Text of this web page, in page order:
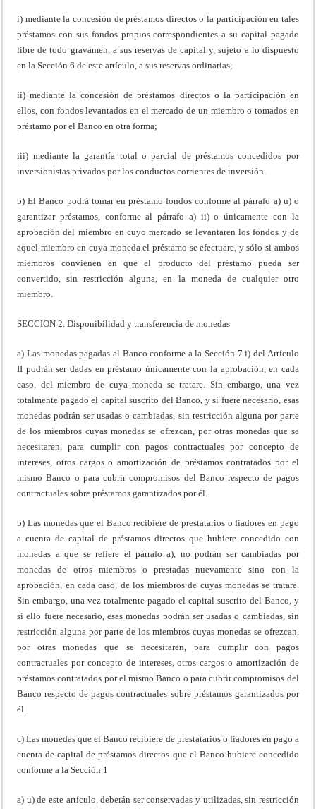
i) mediante la concesión de préstamos directos o la participación en tales
préstamos con sus fondos propios correspondientes a su capital pagado
libre de todo gravamen, a sus reservas de capital y, sujeto a lo dispuesto
en la Sección 6 de este artículo, a sus reservas ordinarias;
ii) mediante la concesión de préstamos directos o la participación en
ellos, con fondos levantados en el mercado de un miembro o tomados en
préstamo por el Banco en otra forma;
iii) mediante la garantía total o parcial de préstamos concedidos por
inversionistas privados por los conductos corrientes de inversión.
b) El Banco podrá tomar en préstamo fondos conforme al párrafo a) u) o
garantizar préstamos, conforme al párrafo a) ii) o únicamente con la
aprobación del miembro en cuyo mercado se levantaren los fondos y de
aquel miembro en cuya moneda el préstamo se efectuare, y sólo si ambos
miembros convienen en que el producto del préstamo pueda ser
convertido, sin restricción alguna, en la moneda de cualquier otro
miembro.
SECCION 2. Disponibilidad y transferencia de monedas
a) Las monedas pagadas al Banco conforme a la Sección 7 i) del Artículo
II podrán ser dadas en préstamo únicamente con la aprobación, en cada
caso, del miembro de cuya moneda se tratare. Sin embargo, una vez
totalmente pagado el capital suscrito del Banco, y si fuere necesario, esas
monedas podrán ser usadas o cambiadas, sin restricción alguna por parte
de los miembros cuyas monedas se ofrezcan, por otras monedas que se
necesitaren, para cumplir con pagos contractuales por concepto de
intereses, otros cargos o amortización de préstamos contratados por el
mismo Banco o para cubrir compromisos del Banco respecto de pagos
contractuales sobre préstamos garantizados por él.
b) Las monedas que el Banco recibiere de prestatarios o fiadores en pago
a cuenta de capital de préstamos directos que hubiere concedido con
monedas a que se refiere el párrafo a), no podrán ser cambiadas por
monedas de otros miembros o prestadas nuevamente sino con la
aprobación, en cada caso, de los miembros de cuyas monedas se tratare.
Sin embargo, una vez totalmente pagado el capital suscrito del Banco, y
si ello fuere necesario, esas monedas podrán ser usadas o cambiadas, sin
restricción alguna por parte de los miembros cuyas monedas se ofrezcan,
por otras monedas que se necesitaren, para cumplir con pagos
contractuales por concepto de intereses, otros cargos o amortización de
préstamos contratados por el mismo Banco o para cubrir compromisos del
Banco respecto de pagos contractuales sobre préstamos garantizados por
él.
c) Las monedas que el Banco recibiere de prestatarios o fiadores en pago a
cuenta de capital de préstamos directos que el Banco hubiere concedido
conforme a la Sección 1
a) u) de este artículo, deberán ser conservadas y utilizadas, sin restricción